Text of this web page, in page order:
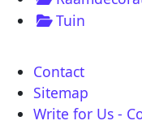
Tuin
Contact
Sitemap
Write for Us -